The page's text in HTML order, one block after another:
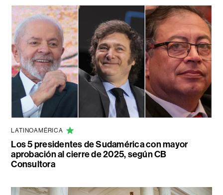
LATINOAMÉRICA
Los 5 presidentes de Sudamérica con mayor
aprobación al cierre de 2025, según CB
Consultora